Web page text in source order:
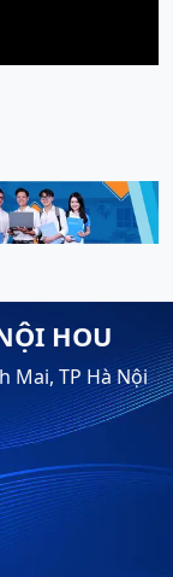
HOU
Mai, TP Hà Nội